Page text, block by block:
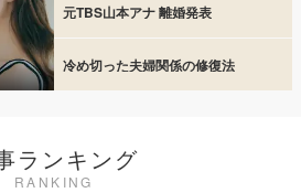
元TBS山本アナ 離婚発表
冷め切った夫婦関係の修復法
ランキング
RANKING